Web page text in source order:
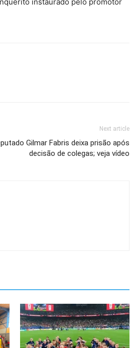
Next article
Gilmar Fabris deixa prisão após
decisão de colegas; veja vídeo